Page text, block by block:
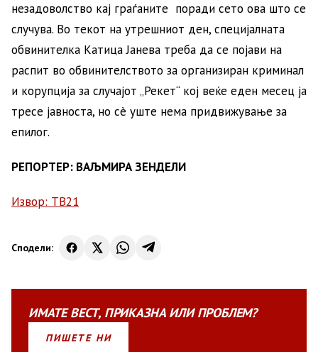
незадоволство кај граѓаните поради сето ова што се
случува. Во текот на утрешниот ден, специјалната
обвинителка Катица Јанева треба да се појави на
распит во обвинителството за организиран криминал
и корупција за случајот „Рекет“ кој веќе еден месец ја
тресе јавноста, но сè уште нема придвижување за
епилог.
РЕПОРТЕР: ВАЉМИРА ЗЕНДЕЛИ
Извор: ТВ21
Сподели:
ИМАТЕВЕСТ, ПРИКАЗНАИЛИПРОБЛЕМ?
ПИШЕТЕ НИ